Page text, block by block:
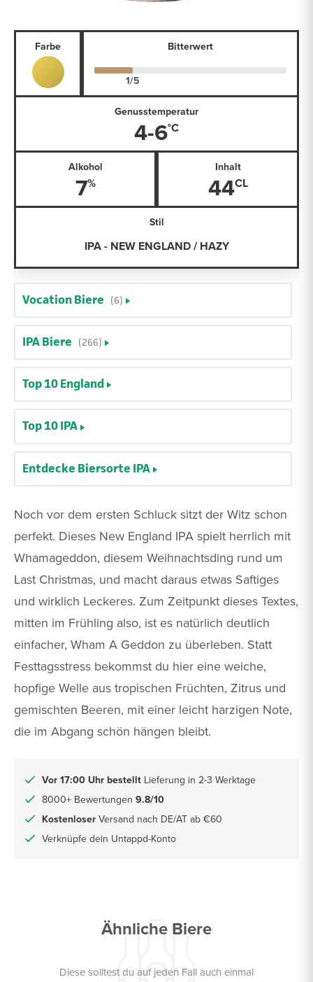
Noch vor dem ersten Schluck sitzt der Witz schon
perfekt. Dieses New England IPA spielt herrlich mit
Whamageddon, diesem Weihnachtsding rund um
Last Christmas, und macht daraus etwas Saftiges
und wirklich Leckeres. Zum Zeitpunkt dieses Textes,
mitten im Frühling also, ist es natürlich deutlich
einfacher, Wham A Geddon zu überleben. Statt
Festtagsstress bekommst du hier eine weiche,
hopfige Welle aus tropischen Früchten, Zitrus und
gemischten Beeren, mit einer leicht harzigen Note,
die im Abgang schön hängen bleibt.
Vor 17:00 Uhr bestellt Lieferung in 2-3 Werktage
8000+ Bewertungen 9.8/10
Kostenloser Versand nach DE/AT ab €60
Verknüpfe dein Untappd-Konto
Farbe Bitterwert
Genusstemperatur
4-6
Alkohol
7
Inhalt
44
Stil
IPA - NEW ENGLAND / HAZY
Vocation Biere (6)
IPA Biere (266)
Top 10 England
Top 10 IPA
Entdecke Biersorte IPA
Ähnliche Biere
Diese solltest du auf jeden Fall auch einmal